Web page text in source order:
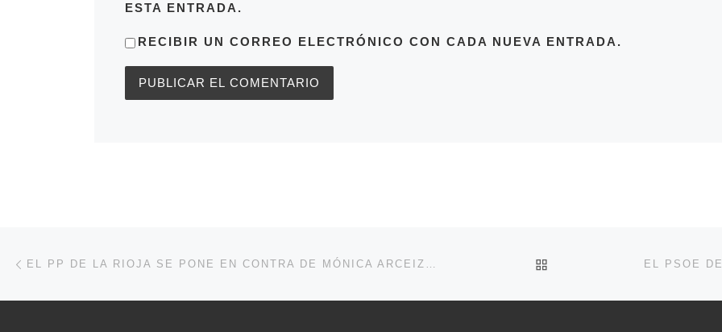
ESTA ENTRADA.
RECIBIR UN CORREO ELECTRÓNICO CON CADA NUEVA ENTRADA.
Navegación de entradas EL PP DE LA RIOJA SE PONE EN CONTRA DE MÓNICA ARCEIZ Y SU PROYECTO FARAÓNICO DE LA PLAZA DE TOROS VOLVER A LA LISTA DE